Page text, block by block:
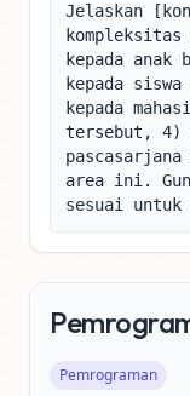
Jelaskan
kepada
kepada
kepada
tersebut, 4)
area ini.
sesuai
Pemrograman